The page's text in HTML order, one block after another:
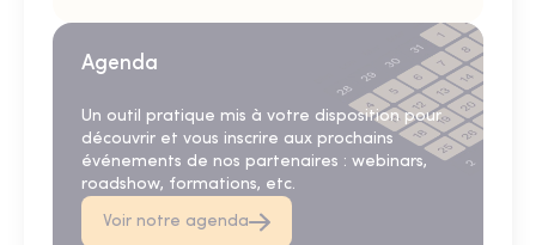
Agenda
Un outil pratique mis à votre disposition pour
découvrir et vous inscrire aux prochains
événements de nos partenaires : webinars,
roadshow, formations, etc.
Voir notre agenda